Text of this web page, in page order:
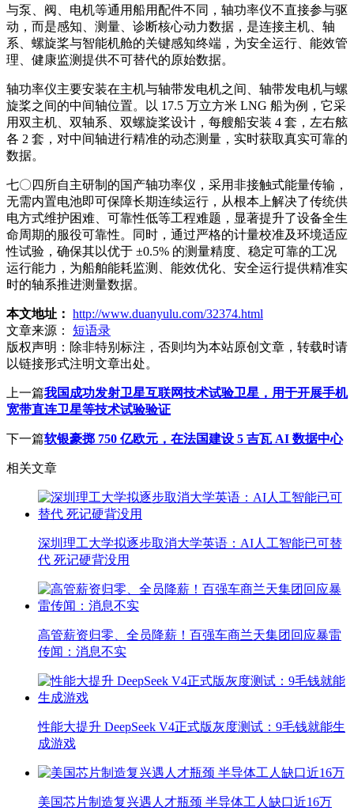
与泵、阀、电机等通用船用配件不同，轴功率仪不直接参与驱
动，而是感知、测量、诊断核心动力数据，是连接主机、轴
系、螺旋桨与智能机舱的关键感知终端，为安全运行、能效管
理、健康监测提供不可替代的原始数据。
轴功率仪主要安装在主机与轴带发电机之间、轴带发电机与螺
旋桨之间的中间轴位置。以 17.5 万立方米 LNG 船为例，它采
用双主机、双轴系、双螺旋桨设计，每艘船安装 4 套，左右舷
各 2 套，对中间轴进行精准的动态测量，实时获取真实可靠的
数据。
七〇四所自主研制的国产轴功率仪，采用非接触式能量传输，
无需内置电池即可保障长期连续运行，从根本上解决了传统供
电方式维护困难、可靠性低等工程难题，显著提升了设备全生
命周期的服役可靠性。同时，通过严格的计量校准及环境适应
性试验，确保其以优于 ±0.5% 的测量精度、稳定可靠的工况
运行能力，为船舶能耗监测、能效优化、安全运行提供精准实
时的轴系推进测量数据。
本文地址： http://www.duanyulu.com/32374.html
文章来源：
短语录
版权声明： 除非特别标注，否则均为本站原创文章，转载时请
以链接形式注明文章出处。
上一篇我国成功发射卫星互联网技术试验卫星，用于开展手机
宽带直连卫星等技术试验验证
下一篇软银豪掷 750 亿欧元，在法国建设 5 吉瓦 AI 数据中心
相关文章
深圳理工大学拟逐步取消大学英语：AI人工智能已可替
代 死记硬背没用
高管薪资归零、全员降薪！百强车商兰天集团回应暴雷
传闻：消息不实
性能大提升 DeepSeek V4正式版灰度测试：9毛钱就能生
成游戏
美国芯片制造复兴遇人才瓶颈 半导体工人缺口近16万